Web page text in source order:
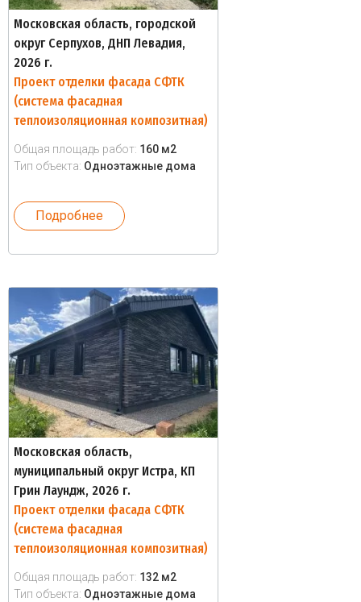
Московская область, городской
округ Серпухов, ДНП Левадия,
2026 г.
Проект отделки фасада СФТК
(система фасадная
теплоизоляционная композитная)
Общая площадь работ: 160 м2
Тип объекта: Одноэтажные дома
Подробнее
Московская область,
муниципальный округ Истра, КП
Грин Лаундж, 2026 г.
Проект отделки фасада СФТК
(система фасадная
теплоизоляционная композитная)
Общая площадь работ: 132 м2
Тип объекта: Одноэтажные дома